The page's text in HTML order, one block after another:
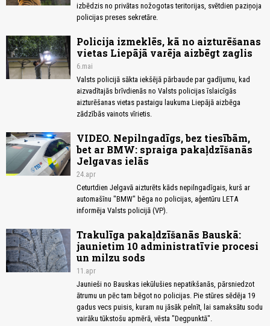
izbēdzis no privātas nožogotas teritorijas, svētdien paziņoja
policijas preses sekretāre.
Policija izmeklēs, kā no aizturēšanas
vietas Liepājā varēja aizbēgt zaglis
6.mai
Valsts policijā sākta iekšējā pārbaude par gadījumu, kad
aizvadītajās brīvdienās no Valsts policijas īslaicīgās
aizturēšanas vietas pastaigu laukuma Liepājā aizbēga
zādzībās vainots vīrietis.
VIDEO. Nepilngadīgs, bez tiesībām,
bet ar BMW: spraiga pakaļdzīšanās
Jelgavas ielās
24.apr
Ceturtdien Jelgavā aizturēts kāds nepilngadīgais, kurš ar
automašīnu "BMW" bēga no policijas, aģentūru LETA
informēja Valsts policijā (VP).
Trakulīga pakaļdzīšanās Bauskā:
jaunietim 10 administratīvie procesi
un milzu sods
11.apr
Jaunieši no Bauskas iekūlušies nepatikšanās, pārsniedzot
ātrumu un pēc tam bēgot no policijas. Pie stūres sēdēja 19
gadus vecs puisis, kuram nu jāsāk pelnīt, lai samaksātu sodu
vairāku tūkstošu apmērā, vēsta "Degpunktā".